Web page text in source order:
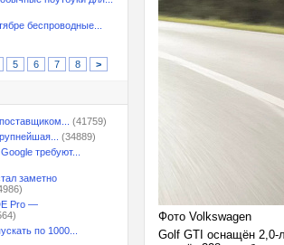
беспроводные...
5 6 7 8 >
(41759)
(34889)
требуют...
заметно
Pro —
по 1000...
Фото Volkswagen
Golf GTI оснащён 2,0-